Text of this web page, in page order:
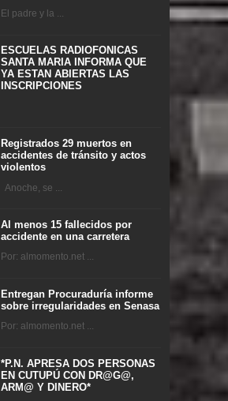
El padre y la ...
ESCUELAS RADIOFONICAS
SANTA MARIA INFORMA QUE
YA ESTAN ABIERTAS LAS
INSCRIPCIONES
Registrados 29 muertos en
accidentes de tránsito y actos
violentos
Anoche, se ...
Al menos 15 fallecidos por
accidente en una carretera
Por: almomento.net ...
Entregan Procuraduría informe
sobre irregularidades en Senasa
Por: almomento.net ...
*P.N. APRESA DOS PERSONAS
EN CUTUPÚ CON DR@G@,
ARM@ Y DINERO*